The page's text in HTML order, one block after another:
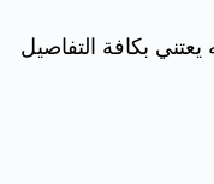
بكافة التفاصيل